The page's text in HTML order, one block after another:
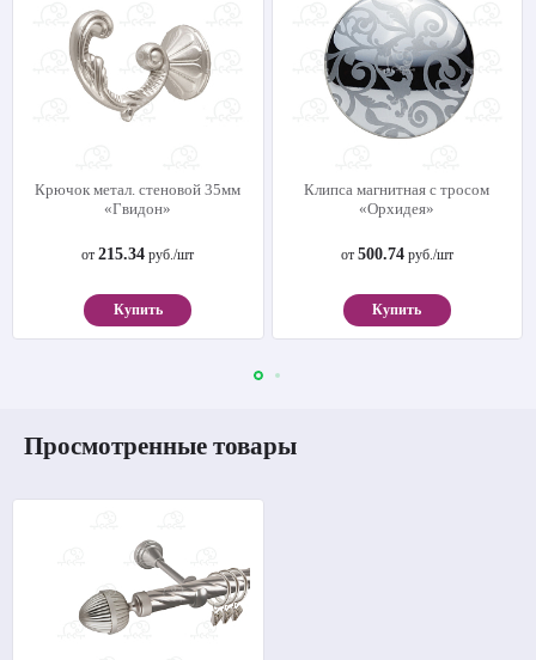
Крючок метал. стеновой 35мм
«Гвидон»
от215.34 руб./шт
Купить
Клипса магнитная с тросом
«Орхидея»
от 500.74руб./шт
Купить
Просмотренные товары